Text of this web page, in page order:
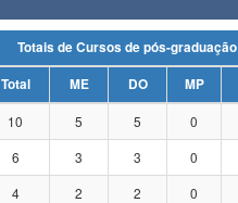
Totais de Cursos de pós-graduação
Total ME DO MP
10 5 5 0
6 3 3 0
4 2 2 0